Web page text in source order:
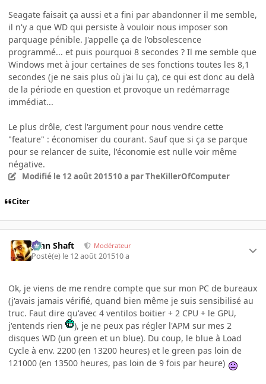
Seagate faisait ça aussi et a fini par abandonner il me semble,
il n'y a que WD qui persiste à vouloir nous imposer son
parquage pénible. J'appelle ça de l'obsolescence
programmé... et puis pourquoi 8 secondes ? Il me semble que
Windows met à jour certaines de ses fonctions toutes les 8,1
secondes (je ne sais plus où j'ai lu ça), ce qui est donc au delà
de la période en question et provoque un redémarrage
immédiat...
Le plus drôle, c'est l'argument pour nous vendre cette
"feature" : économiser du courant. Sauf que si ça se parque
pour se relancer de suite, l'économie est nulle voir même
négative.
Modifié le 12 août 201510 a par TheKillerOfComputer
Citer
John Shaft Modérateur
Posté(e) le 12 août 201510 a
Ok, je viens de me rendre compte que sur mon PC de bureaux
(j'avais jamais vérifié, quand bien même je suis sensibilisé au
truc. Faut dire qu'avec 4 ventilos boitier + 2 CPU + le GPU,
j'entends rien
), je ne peux pas régler l'APM sur mes 2
disques WD (un green et un blue). Du coup, le blue à Load
Cycle à env. 2200 (en 13200 heures) et le green pas loin de
121000 (en 13500 heures, pas loin de 9 fois par heure)